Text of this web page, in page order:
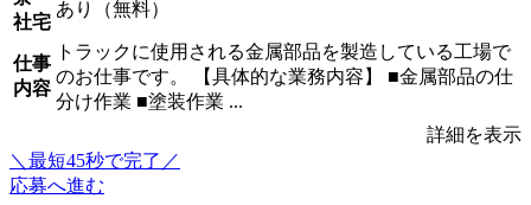
社宅
あり（無料）
仕事
内容
トラックに使用される金属部品を製造している工場で
のお仕事です。 【具体的な業務内容】 ■金属部品の仕
分け作業 ■塗装作業 ...
詳細を表示
＼最短45秒で完了／
応募へ進む